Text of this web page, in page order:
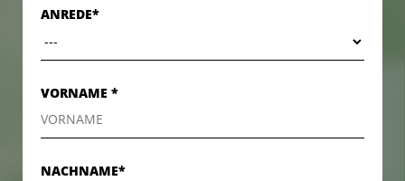
ANREDE*
VORNAME *
NACHNAME*